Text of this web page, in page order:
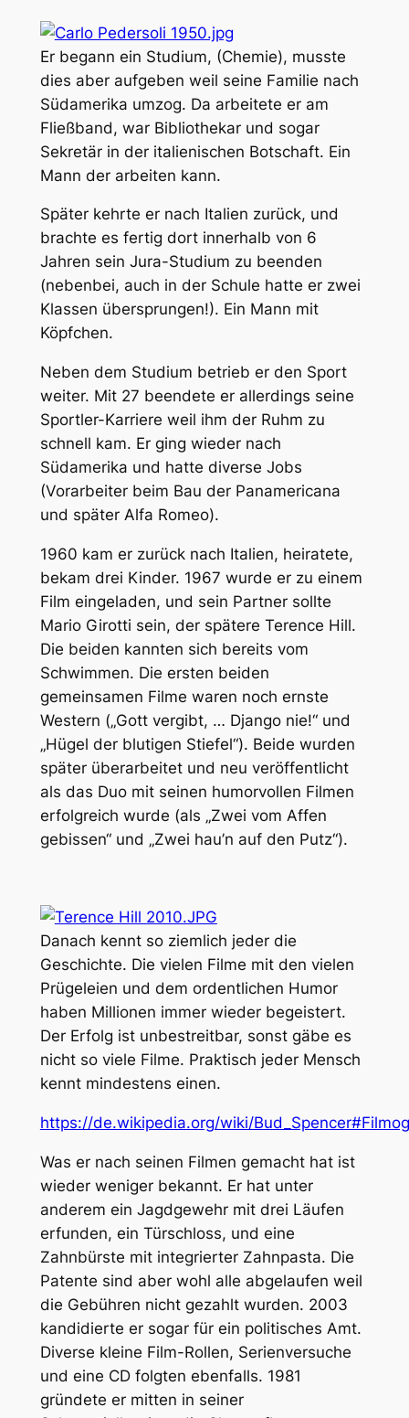
Er begann ein Studium, (Chemie), musste
dies aber aufgeben weil seine Familie nach
Südamerika umzog. Da arbeitete er am
Fließband, war Bibliothekar und sogar
Sekretär in der italienischen Botschaft. Ein
Mann der arbeiten kann.
Später kehrte er nach Italien zurück, und
brachte es fertig dort innerhalb von 6
Jahren sein Jura-Studium zu beenden
(nebenbei, auch in der Schule hatte er zwei
Klassen übersprungen!). Ein Mann mit
Köpfchen.
Neben dem Studium betrieb er den Sport
weiter. Mit 27 beendete er allerdings seine
Sportler-Karriere weil ihm der Ruhm zu
schnell kam. Er ging wieder nach
Südamerika und hatte diverse Jobs
(Vorarbeiter beim Bau der Panamericana
und später Alfa Romeo).
1960 kam er zurück nach Italien, heiratete,
bekam drei Kinder. 1967 wurde er zu einem
Film eingeladen, und sein Partner sollte
Mario Girotti sein, der spätere Terence Hill.
Die beiden kannten sich bereits vom
Schwimmen. Die ersten beiden
gemeinsamen Filme waren noch ernste
Western („Gott vergibt, … Django nie!“ und
„Hügel der blutigen Stiefel“). Beide wurden
später überarbeitet und neu veröffentlicht
als das Duo mit seinen humorvollen Filmen
erfolgreich wurde (als „Zwei vom Affen
gebissen“ und „Zwei hau’n auf den Putz“).
Danach kennt so ziemlich jeder die
Geschichte. Die vielen Filme mit den vielen
Prügeleien und dem ordentlichen Humor
haben Millionen immer wieder begeistert.
Der Erfolg ist unbestreitbar, sonst gäbe es
nicht so viele Filme. Praktisch jeder Mensch
kennt mindestens einen.
https://de.wikipedia.org/wiki/
Was er nach seinen Filmen gemacht hat ist
wieder weniger bekannt. Er hat unter
anderem ein Jagdgewehr mit drei Läufen
erfunden, ein Türschloss, und eine
Zahnbürste mit integrierter Zahnpasta. Die
Patente sind aber wohl alle abgelaufen weil
die Gebühren nicht gezahlt wurden. 2003
kandidierte er sogar für ein politisches Amt.
Diverse kleine Film-Rollen, Serienversuche
und eine CD folgten ebenfalls. 1981
gründete er mitten in seiner